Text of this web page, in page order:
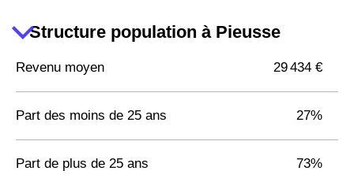
Structure population à Pieusse
Revenu moyen 29 434 €
Part des moins de 25 ans 27%
Part de plus de 25 ans 73%